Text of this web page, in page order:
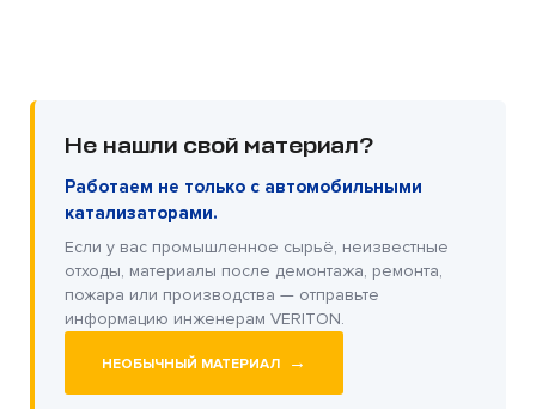
Не нашли свой материал?
Работаем не только с автомобильными
катализаторами.
Если у вас промышленное сырьё, неизвестные
отходы, материалы после демонтажа, ремонта,
пожара или производства — отправьте
информацию инженерам VERITON.
НЕОБЫЧНЫЙ МАТЕРИАЛ →